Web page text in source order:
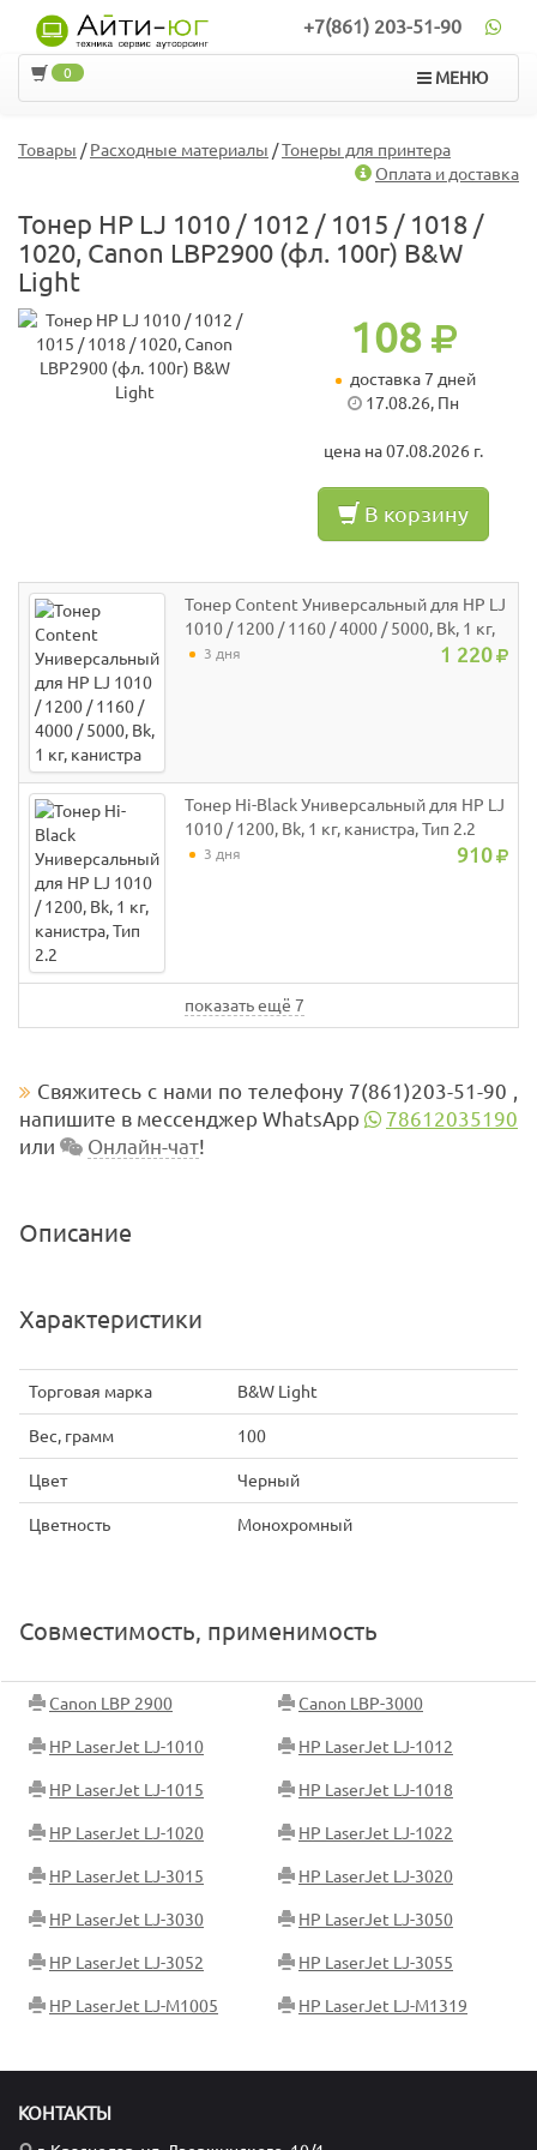
+7(861) 203-51-90
МЕНЮ
0
Товары /Расходные материалы /Тонеры для принтера
Оплата и доставка
Тонер HP LJ 1010 / 1012 / 1015 / 1018 /
1020, Canon LBP2900 (фл. 100г) B&W
Light
108
доставка 7 дней
17.08.26, Пн
цена на 07.08.2026 г.
В корзину
Тонер Content Универсальный для HP LJ
1010 / 1200 / 1160 / 4000 / 5000, Bk, 1 кг,
канистра
3 дня 1 220
Тонер Hi-Black Универсальный для HP LJ
1010 / 1200, Bk, 1 кг, канистра, Тип 2.2
3 дня 910
показать ещё 7
Свяжитесь с нами по телефону 7(861)203-51-90 ,
напишите в мессенджер WhatsApp
78612035190
или
Онлайн-чат!
Описание
Характеристики
Торговая марка B&W Light
Вес, грамм 100
Цвет Черный
Цветность Монохромный
Совместимость, применимость
Canon LBP 2900 Canon LBP-3000
HP LaserJet LJ-1010 HP LaserJet LJ-1012
HP LaserJet LJ-1015 HP LaserJet LJ-1018
HP LaserJet LJ-1020 HP LaserJet LJ-1022
HP LaserJet LJ-3015 HP LaserJet LJ-3020
HP LaserJet LJ-3030 HP LaserJet LJ-3050
HP LaserJet LJ-3052 HP LaserJet LJ-3055
HP LaserJet LJ-M1005 HP LaserJet LJ-M1319
КОНТАКТЫ